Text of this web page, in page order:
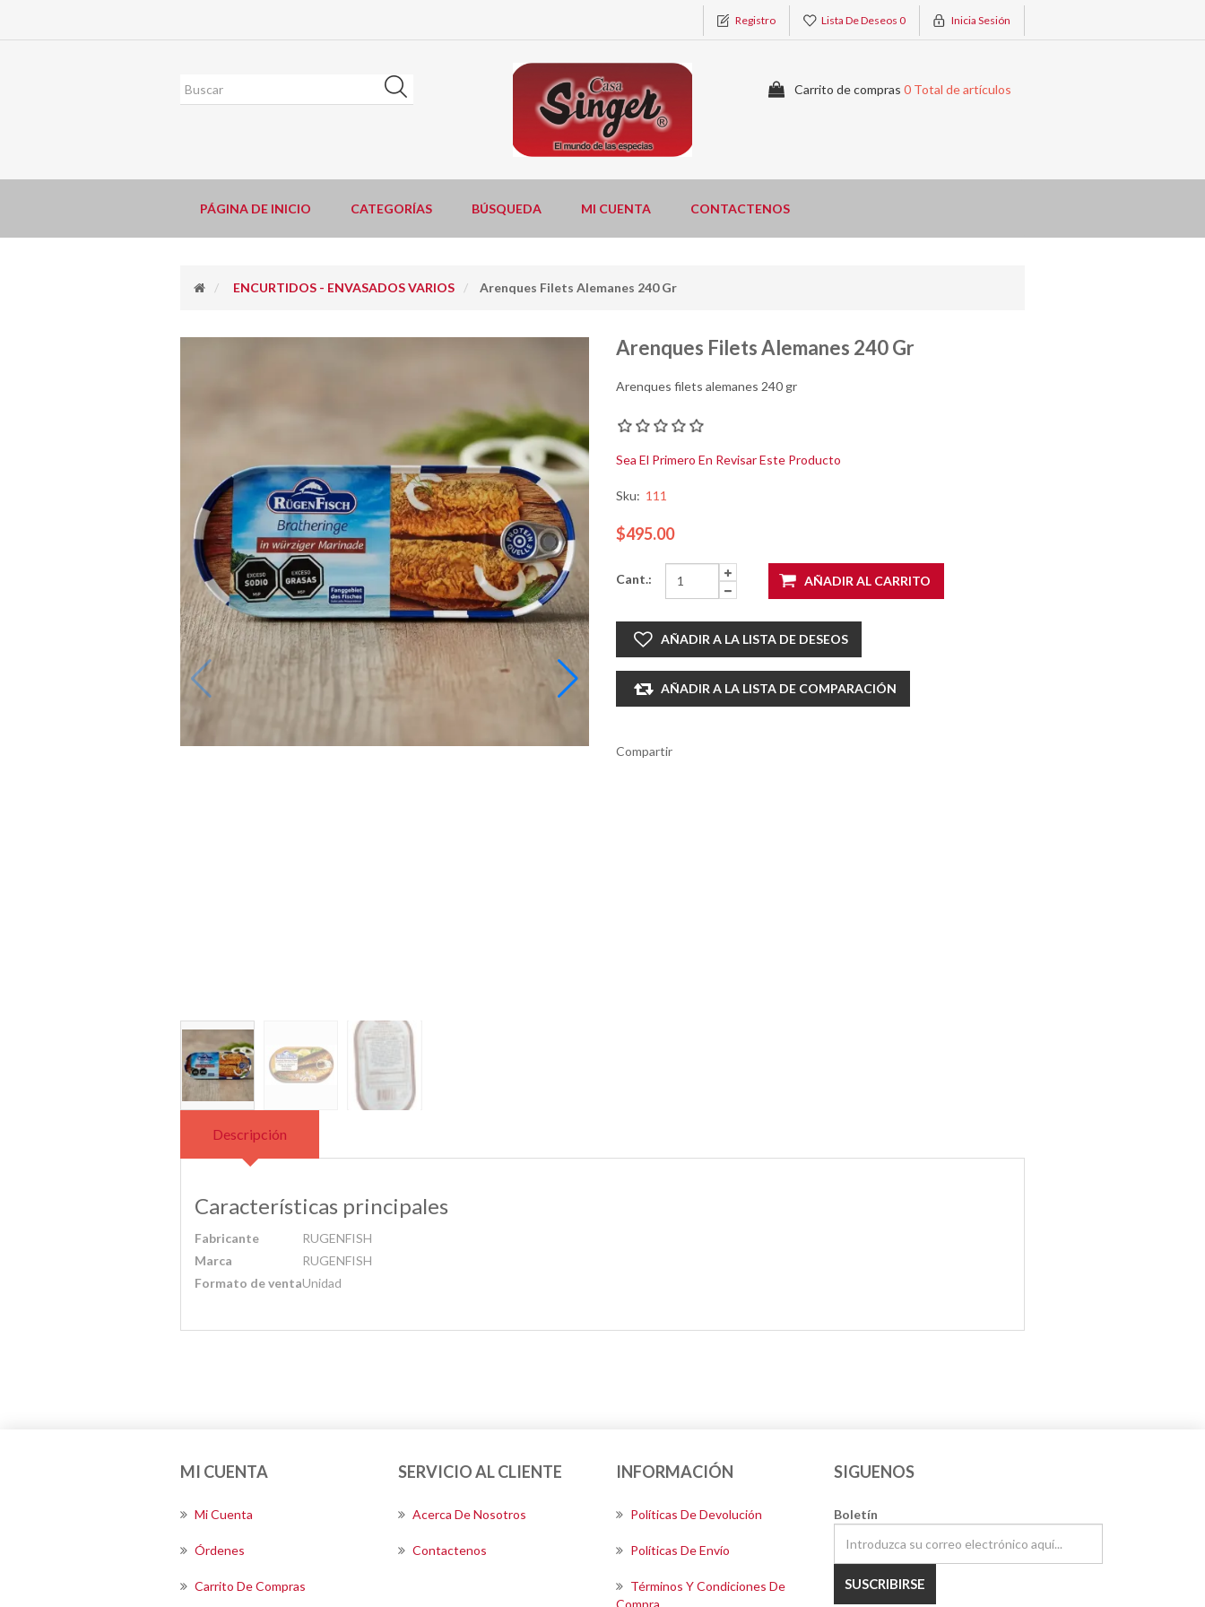
Registro Lista De Deseos 0 Inicia Sesión
Carrito de compras 0 Total de artículos
PÁGINA DE INICIO CATEGORÍAS BÚSQUEDA MI CUENTA CONTACTENOS
ENCURTIDOS - ENVASADOS VARIOS Arenques Filets Alemanes 240 Gr
Arenques Filets Alemanes 240 Gr
Arenques filets alemanes 240 gr
Sea El Primero En Revisar Este Producto
Sku: 111
$495.00
Cant.: AÑADIR AL CARRITO
AÑADIR A LA LISTA DE DESEOS
AÑADIR A LA LISTA DE COMPARACIÓN
Compartir
Descripción
Características principales
Fabricante
RUGENFISH
Marca
RUGENFISH
Formato de ventaUnidad
MI CUENTA
Mi Cuenta
Órdenes
Carrito De Compras
SERVICIO AL CLIENTE
Acerca De Nosotros
Contactenos
INFORMACIÓN
Políticas De Devolución
Políticas De Envío
Términos Y Condiciones De
Compra
SIGUENOS
Boletín
SUSCRIBIRSE